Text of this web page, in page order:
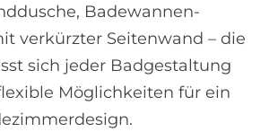
Badewannen-
verkürzter Seitenwand – die
sich jeder Badgestaltung
Möglichkeiten für ein